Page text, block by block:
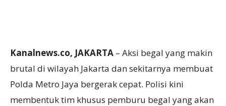
Kanalnews.co, JAKARTA – Aksi begal yang makin
brutal di wilayah Jakarta dan sekitarnya membuat
Polda Metro Jaya bergerak cepat. Polisi kini
membentuk tim khusus pemburu begal yang akan